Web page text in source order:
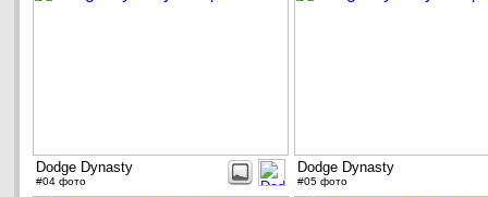
Dodge Dynasty
#04 фото
Dodge Dynasty
#05 фото